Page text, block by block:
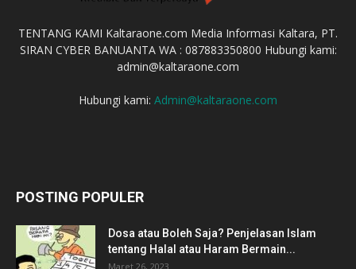
TENTANG KAMI Kaltaraone.com Media Informasi Kaltara, PT.
SIRAN CYBER BANUANTA WA : 087883350800 Hubungi kami:
admin@kaltaraone.com
Hubungi kami: Admin@kaltaraone.com
POSTING POPULER
Dosa atau Boleh Saja? Penjelasan Islam
tentang Halal atau Haram Bermain...
Maret 26, 2023